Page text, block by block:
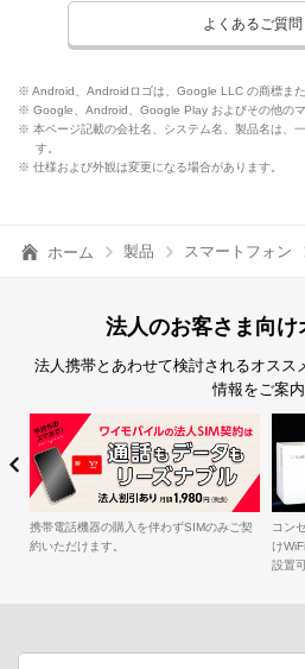
よくあるご質問
※ Android、Androidロゴは、Google LLC の商標また
※ Google、Android、Google Play およびその他の
※ 本ページ記載の会社名、システム名、製品名は、
す。
※ 仕様および外観は変更になる場合があります。
ホーム 製品 スマートフォン
法人のお客さま向け
法人携帯とあわせて検討されるオスス
情報をご案内
ばすぐにつながる店舗向
・どこでも・かんたんに
簡単・便利にセキュリティ